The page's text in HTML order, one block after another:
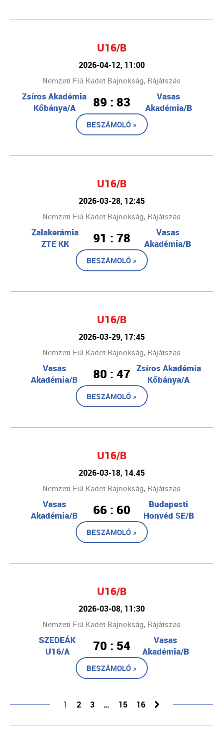
U16/B
2026-04-12, 11:00
Nemzeti Fiú Kadet Bajnokság, Rájátszás
Zsíros Akadémia
Kőbánya/A
89 : 83
Vasas
Akadémia/B
BESZÁMOLÓ »
U16/B
2026-03-28, 12:45
Nemzeti Fiú Kadet Bajnokság, Rájátszás
Zalakerámia
ZTE KK
91 : 78
Vasas
Akadémia/B
BESZÁMOLÓ »
U16/B
2026-03-29, 17:45
Nemzeti Fiú Kadet Bajnokság, Rájátszás
Vasas
Akadémia/B
80 : 47 Zsíros Akadémia
Kőbánya/A
BESZÁMOLÓ »
U16/B
2026-03-18, 14.45
Nemzeti Fiú Kadet Bajnokság, Rájátszás
Vasas
Akadémia/B
66 : 60
Budapesti
Honvéd SE/B
BESZÁMOLÓ »
U16/B
2026-03-08, 11:30
Nemzeti Fiú Kadet Bajnokság, Rájátszás
SZEDEÁK
U16/A
70 : 54
Vasas
Akadémia/B
BESZÁMOLÓ »
1 2 3 … 15 16